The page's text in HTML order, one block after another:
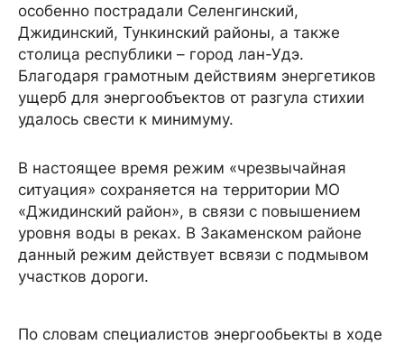
особенно пострадали Селенгинский,
Джидинский, Тункинский районы, а также
столица республики – город лан-Удэ.
Благодаря грамотным действиям энергетиков
ущерб для энергообъектов от разгула стихии
удалось свести к минимуму.
В настоящее время режим «чрезвычайная
ситуация» сохраняется на территории МО
«Джидинский район», в связи с повышением
уровня воды в реках. В Закаменском районе
данный режим действует всвязи с подмывом
участков дороги.
По словам специалистов энергообьекты в ходе